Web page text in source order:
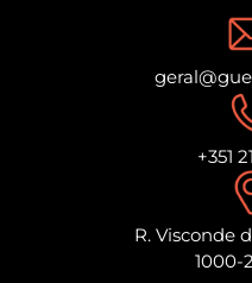
+351
R. Visconde
1000-